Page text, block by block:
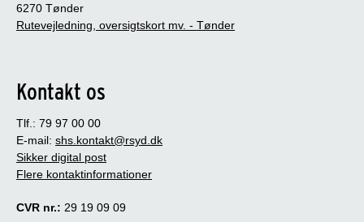
6270 Tønder
Rutevejledning, oversigtskort mv. - Tønder
Kontakt os
Tlf.: 79 97 00 00
E-mail: shs.kontakt@rsyd.dk
Sikker digital post
Flere kontaktinformationer
CVR nr.: 29 19 09 09